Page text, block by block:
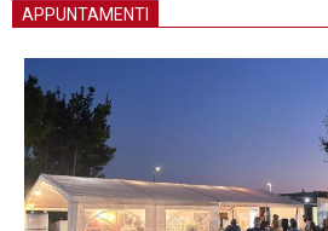
APPUNTAMENTI